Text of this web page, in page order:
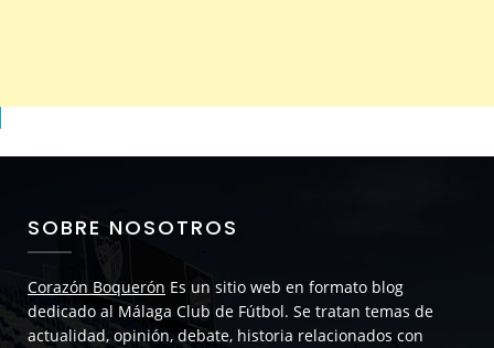
SOBRE NOSOTROS
Corazón Boquerón Es un sitio web en formato blog
dedicado al Málaga Club de Fútbol. Se tratan temas de
actualidad, opinión, debate, historia relacionados con